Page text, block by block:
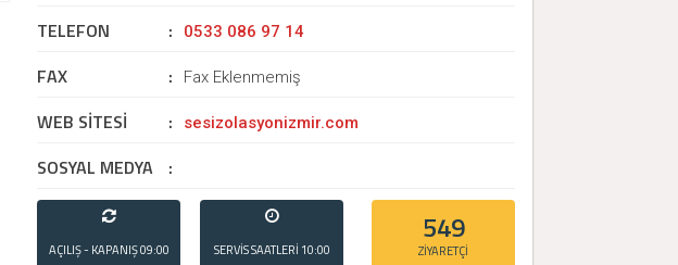
TELEFON : 0533 086 97 14
FAX : Fax Eklenmemiş
WEB SİTESİ : sesizolasyonizmir.com
SOSYAL MEDYA :
AÇILIŞ - KAPANIŞ09:00
SERVİS SAATLERİ 10:00
549
ZİYARETÇİ